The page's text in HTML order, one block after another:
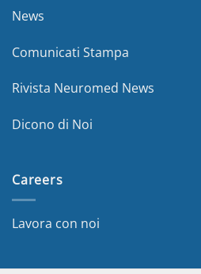
News
Comunicati Stampa
Rivista Neuromed News
Dicono di Noi
Careers
Lavora con noi